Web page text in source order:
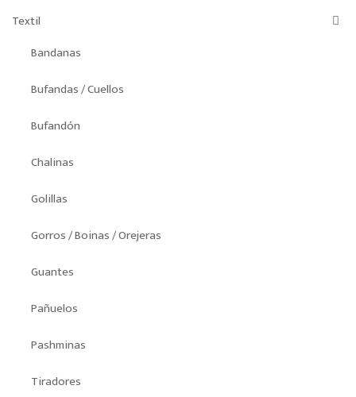
Textil
Bandanas
Bufandas / Cuellos
Bufandón
Chalinas
Golillas
Gorros / Boinas / Orejeras
Guantes
Pañuelos
Pashminas
Tiradores